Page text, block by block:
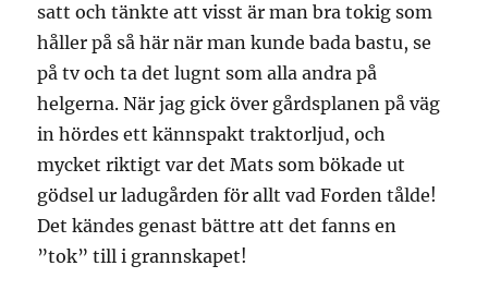
satt och tänkte att visst är man bra tokig som
håller på så här när man kunde bada bastu, se
på tv och ta det lugnt som alla andra på
helgerna. När jag gick över gårdsplanen på väg
in hördes ett kännspakt traktorljud, och
mycket riktigt var det Mats som bökade ut
gödsel ur ladugården för allt vad Forden tålde!
Det kändes genast bättre att det fanns en
”tok” till i grannskapet!